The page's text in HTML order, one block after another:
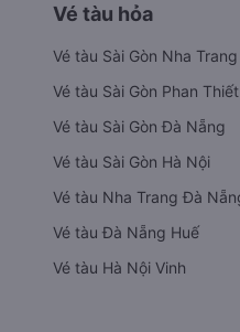
Vé tàu hỏa
Vé tàu Sài Gòn Nha Trang
Vé tàu Sài Gòn Phan Thiết
Vé tàu Sài Gòn Đà Nẵng
Vé tàu Sài Gòn Hà Nội
Vé tàu Nha Trang Đà
Vé tàu Đà Nẵng Huế
Vé tàu Hà Nội Vinh